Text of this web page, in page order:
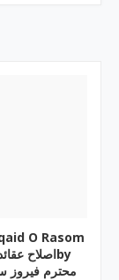
O Rasom
محترم فیروز